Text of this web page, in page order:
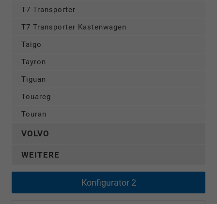
T7 Transporter
T7 Transporter Kastenwagen
Taigo
Tayron
Tiguan
Touareg
Touran
VOLVO
WEITERE
Konfigurator 2